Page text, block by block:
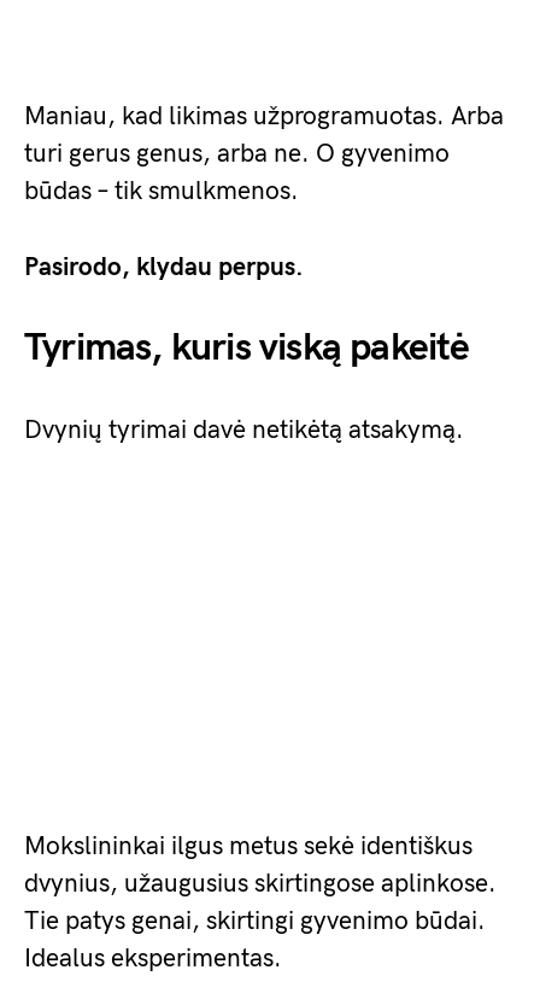
Maniau, kad likimas užprogramuotas. Arba
turi gerus genus, arba ne. O gyvenimo
būdas – tik smulkmenos.
Pasirodo, klydau perpus.
Tyrimas, kuris viską pakeitė
Dvynių tyrimai davė netikėtą atsakymą.
Mokslininkai ilgus metus sekė identiškus
dvynius, užaugusius skirtingose aplinkose.
Tie patys genai, skirtingi gyvenimo būdai.
Idealus eksperimentas.